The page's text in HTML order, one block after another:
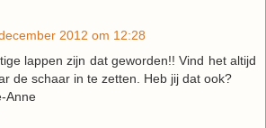
2012 om 12:28
lappen zijn dat geworden!! Vind het altijd
de schaar in te zetten. Heb jij dat ook?
Anne